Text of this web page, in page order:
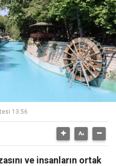
13:56
ve insanların ortak